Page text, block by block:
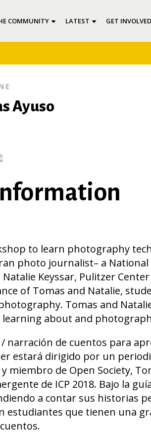
COMMUNITY LATEST GET INVOLVED
Ayuso
to learn photography
photo journalist– a National
Keyssar, Pulitzer
of Tomas and Natalie,
Tomas and
about and
narración de cuentos para
estará dirigido por un
de Open Society,
de ICP 2018. Bajo la
a contar sus historias
estudiantes que tienen una